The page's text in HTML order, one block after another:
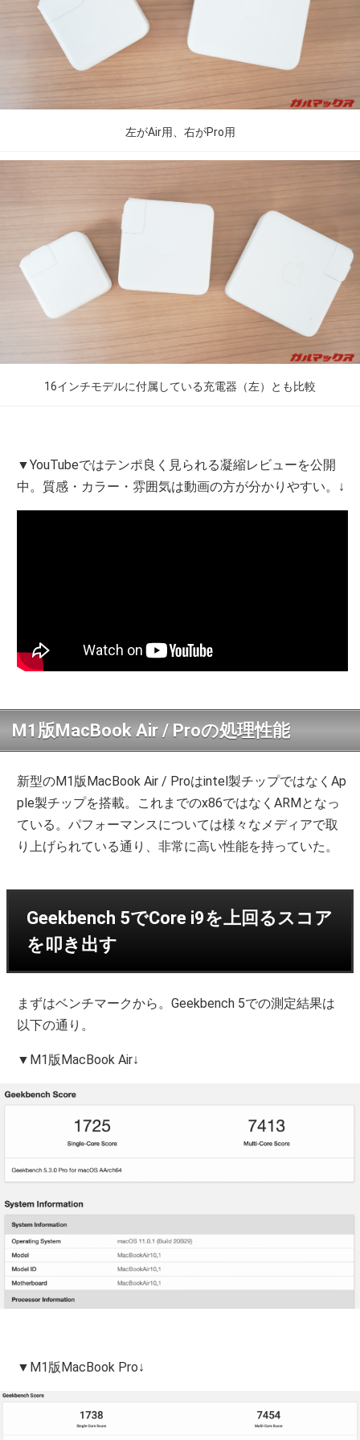
左がAir用、右がPro用
16インチモデルに付属している充電器（左）とも比較
▼YouTubeではテンポ良く見られる凝縮レビューを公開
中。質感・カラー・雰囲気は動画の方が分かりやすい。↓
M1版MacBook Air / Proの処理性能
新型のM1版MacBook Air / Proはintel製チップではなくAp
ple製チップを搭載。これまでのx86ではなくARMとなっ
ている。パフォーマンスについては様々なメディアで取
り上げられている通り、非常に高い性能を持っていた。
Geekbench 5でCore i9を上回るスコア
を叩き出す
まずはベンチマークから。Geekbench 5での測定結果は
以下の通り。
▼M1版MacBook Air↓
▼M1版MacBook Pro↓